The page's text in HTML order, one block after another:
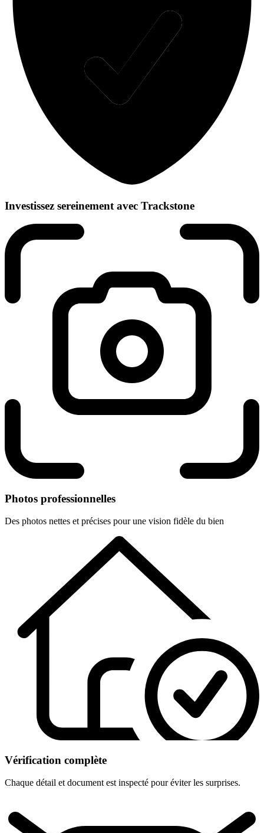
Investissez sereinement avec Trackstone
Photos professionnelles
Des photos nettes et précises pour une vision fidèle du bien
Vérification complète
Chaque détail et document est inspecté pour éviter les surprises.